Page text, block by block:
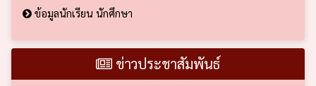
ข้อมูลนักเรียน นักศึกษา
ข่าวประชาสัมพันธ์